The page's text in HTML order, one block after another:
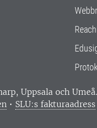
Uppsala och Umeå.
• SLU:s fakturaadress